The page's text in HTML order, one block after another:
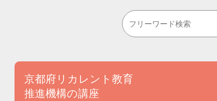
京都府リカレント教育
推進機構の講座